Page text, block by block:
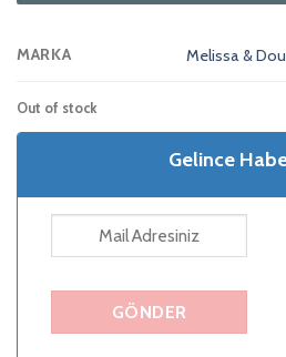
MARKA Melissa &
Out of stock
Gelince